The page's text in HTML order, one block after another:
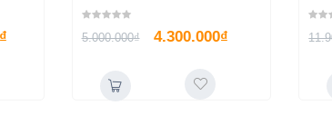
5.000.000₫ 4.300.000₫